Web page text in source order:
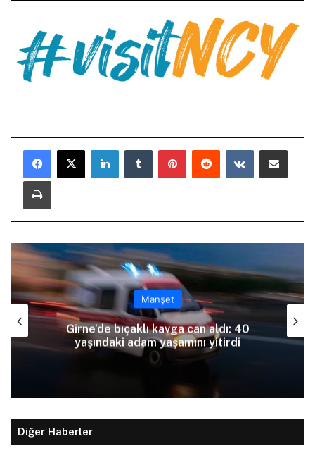
LinkedInTumblr PinterestReddit VKontakteE-Posta ile paylaş
Yazdır
Manşet
Girne’de bıçaklı kavga can aldı: 40
yaşındaki adam yaşamını yitirdi
Diğer Haberler